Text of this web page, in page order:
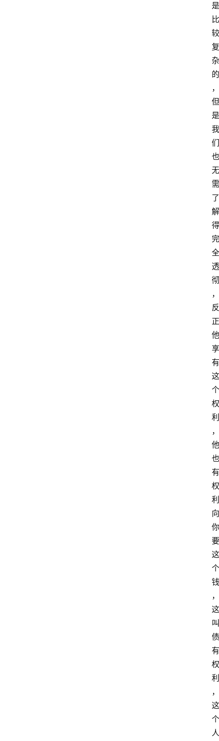
是
比
较
复
杂
的
，
但
是
我
们
也
无
需
了
解
得
完
全
透
彻
，
反
正
他
享
有
这
个
权
利
，
他
也
有
权
利
向
你
要
这
个
钱
，
这
叫
债
有
权
利
，
这
个
人